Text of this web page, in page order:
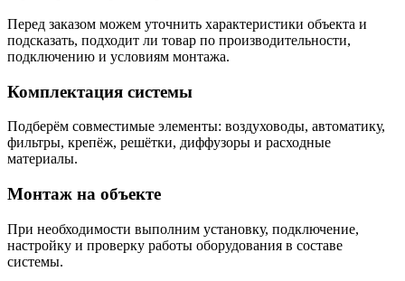
Перед заказом можем уточнить характеристики объекта и
подсказать, подходит ли товар по производительности,
подключению и условиям монтажа.
Комплектация системы
Подберём совместимые элементы: воздуховоды, автоматику,
фильтры, крепёж, решётки, диффузоры и расходные
материалы.
Монтаж на объекте
При необходимости выполним установку, подключение,
настройку и проверку работы оборудования в составе
системы.